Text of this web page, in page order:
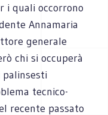
i quali occorrono
Annamaria
generale
chi si occuperà
tecnico-
recente passato